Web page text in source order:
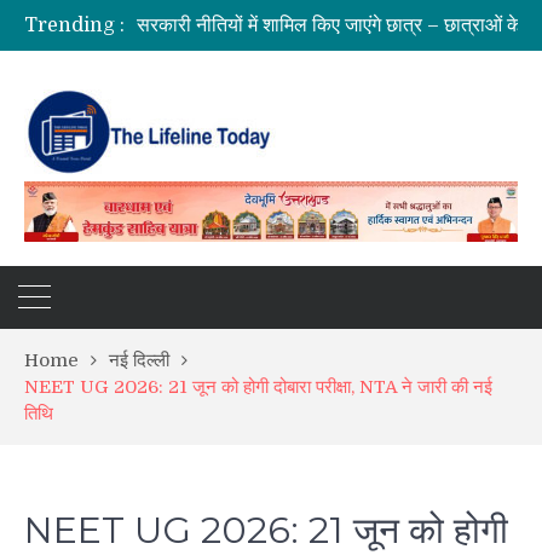
Trending :
2027 चुनाव से पहले उत्तराखंड भाजपा का बड़ा संगठनात्मक विस्तार, 178 नेताओं को प्रदेश कार्यसमिति में मिली जिम्मेदारी
उत्तरकाशी में 4.2 तीव्रता के भूकंप से हिली धरती, टिहरी में भी महसूस हुए झटके
Home
नई दिल्ली
NEET UG 2026: 21 जून को होगी दोबारा परीक्षा, NTA ने जारी की नई
तिथि
NEET UG 2026: 21 जून को होगी